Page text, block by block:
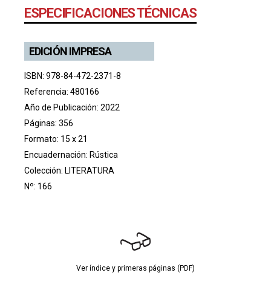
ESPECIFICACIONES TÉCNICAS
EDICIÓN IMPRESA
ISBN: 978-84-472-2371-8
Referencia: 480166
Año de Publicación: 2022
Páginas: 356
Formato: 15 x 21
Encuadernación: Rústica
Colección: LITERATURA
Nº: 166
Ver índice y primeras páginas (PDF)